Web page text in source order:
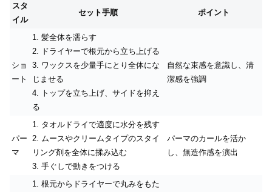
スタ
イル
セット手順 ポイント
ショ
ート
1. 髪全体を濡らす
2. ドライヤーで根元から立ち上げる
3. ワックスを少量手にとり全体にな
じませる
4. トップを立ち上げ、サイドを抑え
る
自然な束感を意識し、清
潔感を強調
パー
マ
1. タオルドライで適度に水分を残す
2. ムースやクリームタイプのスタイ
リング剤を全体に揉み込む
3. 手ぐしで動きをつける
パーマのカールを活か
し、無造作感を演出
1. 根元からドライヤーで丸みをもた